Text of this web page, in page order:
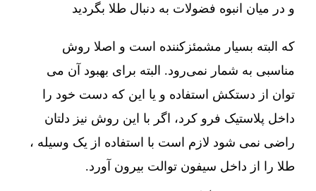
و در میان انبوه فضولات به دنبال طلا بگردید
که البته بسیار مشمئزکننده است و اصلا روش
مناسبی به شمار نمی‌رود. البته برای بهبود آن می
توان از دستکش استفاده و یا این که دست خود را
داخل پلاستیک فرو کرد، اگر با این روش نیز دلتان
راضی نمی شود لازم است با استفاده از یک وسیله ،
طلا را از داخل سیفون توالت بیرون آورد.